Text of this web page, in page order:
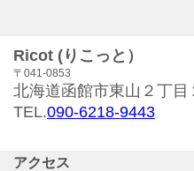
Ricot (りこっと）
〒041-0853
北海道函館市東山２丁目
TEL.090-6218-9443
アクセス